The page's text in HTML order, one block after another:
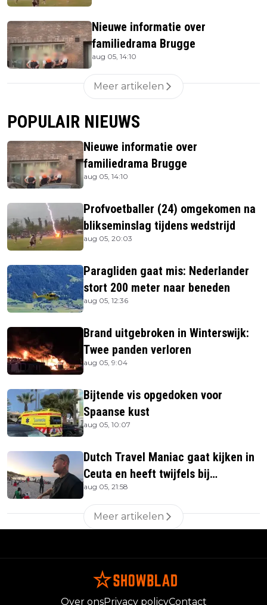
Nieuwe informatie over
familiedrama Brugge
aug 05, 14:10
Meer artikelen
POPULAIR NIEUWS
Nieuwe informatie over
familiedrama Brugge
aug 05, 14:10
Profvoetballer (24) omgekomen na
blikseminslag tijdens wedstrijd
aug 05, 20:03
Paragliden gaat mis: Nederlander
stort 200 meter naar beneden
aug 05, 12:36
Brand uitgebroken in Winterswijk:
Twee panden verloren
aug 05, 9:04
Bijtende vis opgedoken voor
Spaanse kust
aug 05, 10:07
Dutch Travel Maniac gaat kijken in
Ceuta en heeft twijfels bij
berichtgeving media
aug 05, 21:58
Meer artikelen
Over onsPrivacy policyContact